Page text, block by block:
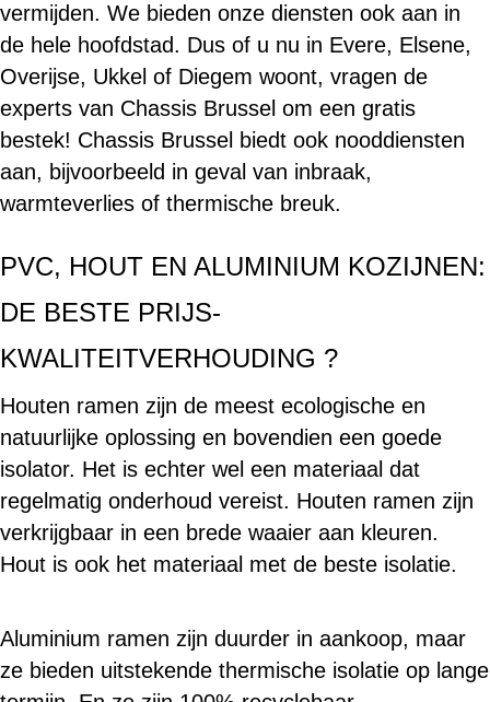
vermijden. We bieden onze diensten ook aan in
de hele hoofdstad. Dus of u nu in Evere, Elsene,
Overijse, Ukkel of Diegem woont, vragen de
experts van Chassis Brussel om een gratis
bestek! Chassis Brussel biedt ook nooddiensten
aan, bijvoorbeeld in geval van inbraak,
warmteverlies of thermische breuk.
PVC, HOUT EN ALUMINIUM KOZIJNEN:
DE BESTE PRIJS-
KWALITEITVERHOUDING ?
Houten ramen zijn de meest ecologische en
natuurlijke oplossing en bovendien een goede
isolator. Het is echter wel een materiaal dat
regelmatig onderhoud vereist. Houten ramen zijn
verkrijgbaar in een brede waaier aan kleuren.
Hout is ook het materiaal met de beste isolatie.
Aluminium ramen zijn duurder in aankoop, maar
ze bieden uitstekende thermische isolatie op lange